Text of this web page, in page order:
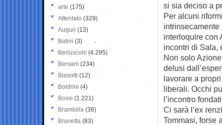
si sia deciso a
Per alcuni
interloquire con
incontri di Sala,
Non solo
delusi
lavorare a
liberali. Occhi
l’incontro
Ci sarà l’ex
Tommasi, forse
arte (175)
Attentato (329)
Auguri (13)
Batini (3)
Berlusconi (4.295)
Bersani (234)
Biasotti (12)
Boldrini (4)
Bossi (1.221)
Brambilla (38)
Brunetta (83)